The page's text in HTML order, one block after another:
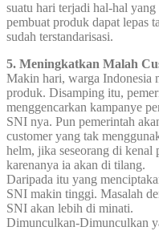
suatu hari terjadi hal-hal
pembuat produk dapat lepas
sudah terstandarisasi.
5. Meningkatkan Malah
Makin hari, warga Indonesia
produk. Disamping itu,
menggencarkan kampanye
SNI nya. Pun pemerintah
customer yang tak
helm, jika seseorang di
karenanya ia akan di tilang.
Daripada itu yang
SNI makin tinggi. Masalah
SNI akan lebih di minati.
Dimunculkan-Dimunculkan